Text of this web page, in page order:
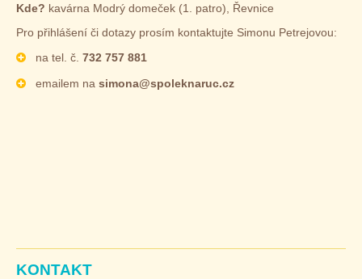
Kde? kavárna Modrý domeček (1. patro), Řevnice
Pro přihlášení či dotazy prosím kontaktujte Simonu Petrejovou:
na tel. č. 732 757 881
emailem na simona@spoleknaruc.cz
KONTAKT